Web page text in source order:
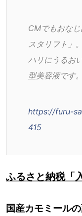
CMでもおな
スタリフト」。
ハリにうるお
型美容液です。
https://furu-
415
ふるさと納税「
国産カモミール